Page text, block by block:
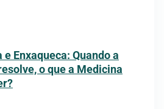
Enxaqueca: Quando a
o que a Medicina